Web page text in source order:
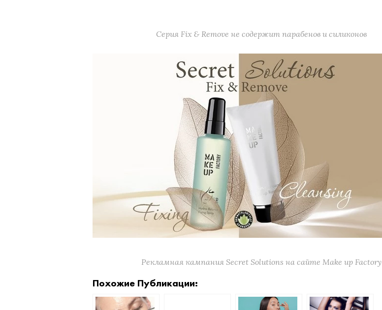
Серия Fix & Remove не содержит парабенов и силиконов
Рекламная кампания Secret Solutions на сайте Make up Factory
Похожие Публикации: